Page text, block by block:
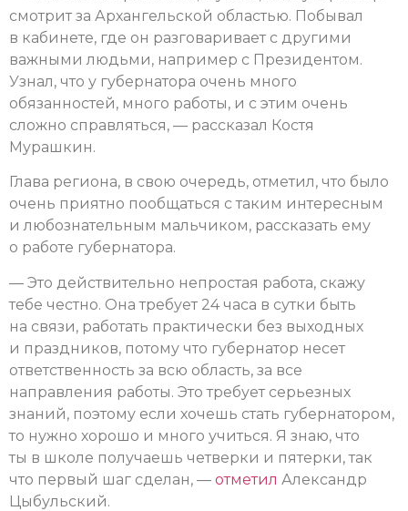
смотрит за Архангельской областью. Побывал
в кабинете, где он разговаривает с другими
важными людьми, например с Президентом.
Узнал, что у губернатора очень много
обязанностей, много работы, и с этим очень
сложно справляться, — рассказал Костя
Мурашкин.
Глава региона, в свою очередь, отметил, что было
очень приятно пообщаться с таким интересным
и любознательным мальчиком, рассказать ему
о работе губернатора.
— Это действительно непростая работа, скажу
тебе честно. Она требует 24 часа в сутки быть
на связи, работать практически без выходных
и праздников, потому что губернатор несет
ответственность за всю область, за все
направления работы. Это требует серьезных
знаний, поэтому если хочешь стать губернатором,
то нужно хорошо и много учиться. Я знаю, что
ты в школе получаешь четверки и пятерки, так
что первый шаг сделан, — отметил Александр
Цыбульский.